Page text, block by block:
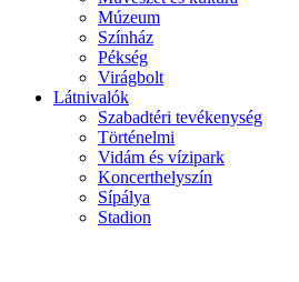
Múzeum
Színház
Pékség
Virágbolt
Látnivalók
Szabadtéri tevékenység
Történelmi
Vidám és vízipark
Koncerthelyszín
Sípálya
Stadion